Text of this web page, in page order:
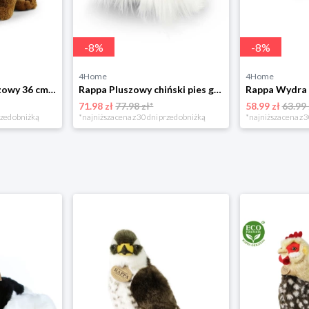
Rappa Mamut pluszowy 36 cm ECO - FRIENDLY
obniżką
-8%
4Home
Rappa Pluszowy chiński pies grzywacz - łabędź, 30 cm ECO - FRIENDLY
71.98 zł77.98 zł*
*najniższa cena z 30 dni przed obniżką
-8%
4Home
58.99 zł63.99
*najniższa cena z